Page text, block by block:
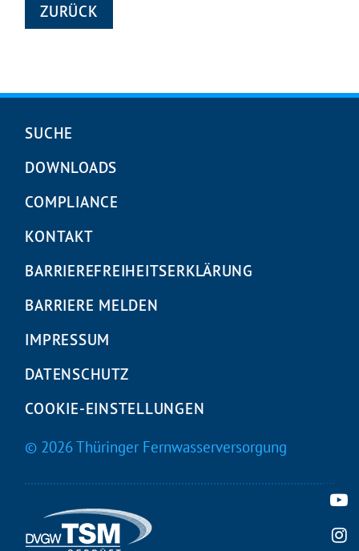
ZURÜCK
Navigation
SUCHE
DOWNLOADS
COMPLIANCE
KONTAKT
BARRIEREFREIHEITS­ERKLÄRUNG
BARRIERE MELDEN
IMPRESSUM
DATENSCHUTZ
COOKIE-EINSTELLUNGEN
© 2026 Thüringer Fernwasserversorgung